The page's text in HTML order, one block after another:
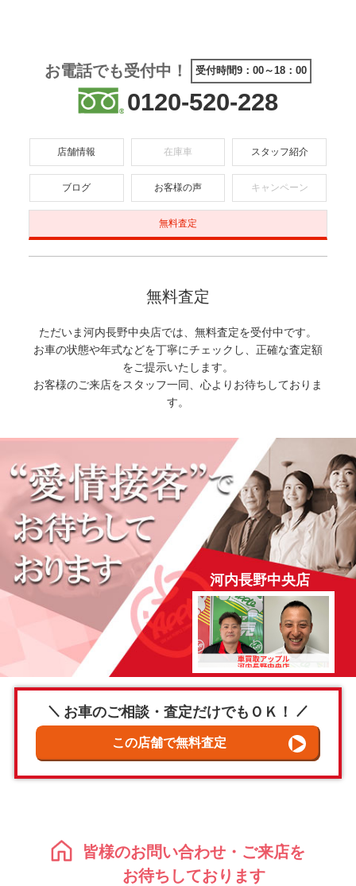
お電話でも受付中！ 受付時間9：00～18：00
0120-520-228
店舗情報 在庫車 スタッフ紹介
ブログ お客様の声 キャンペーン
無料査定
無料査定
ただいま河内長野中央店では、無料査定を受付中です。
お車の状態や年式などを丁寧にチェックし、正確な査定額
をご提示いたします。
お客様のご来店をスタッフ一同、心よりお待ちしておりま
す。
お車のご相談・査定だけでもＯＫ！
河内長野中央店
皆様のお問い合わせ・ご来店を
お待ちしております